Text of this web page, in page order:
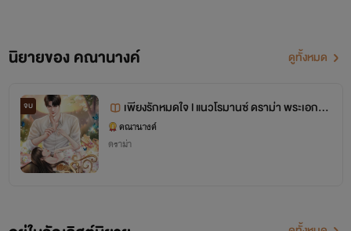
นิยายของ คณานางค์ ดูทั้งหมด
จบ
เพียงรักหมดใจ l แนวโรมานซ์ ดราม่า พระเอกปา
กร้าย l มีอีบุ๊ก
คณานางค์
ดราม่า